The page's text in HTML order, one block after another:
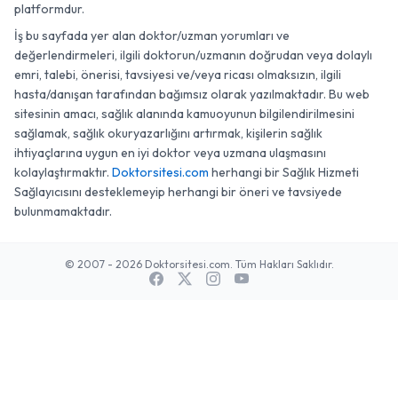
platformdur.
İş bu sayfada yer alan doktor/uzman yorumları ve
değerlendirmeleri, ilgili doktorun/uzmanın doğrudan veya dolaylı
emri, talebi, önerisi, tavsiyesi ve/veya ricası olmaksızın, ilgili
hasta/danışan tarafından bağımsız olarak yazılmaktadır. Bu web
sitesinin amacı, sağlık alanında kamuoyunun bilgilendirilmesini
sağlamak, sağlık okuryazarlığını artırmak, kişilerin sağlık
ihtiyaçlarına uygun en iyi doktor veya uzmana ulaşmasını
kolaylaştırmaktır. Doktorsitesi.com herhangi bir Sağlık Hizmeti
Sağlayıcısını desteklemeyip herhangi bir öneri ve tavsiyede
bulunmamaktadır.
© 2007 - 2026 Doktorsitesi.com. Tüm Hakları Saklıdır.